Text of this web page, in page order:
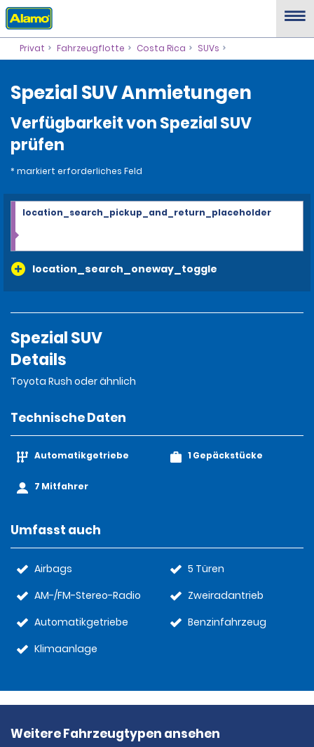
Privat Fahrzeugflotte Costa Rica SUVs
Spezial SUV Anmietungen
Verfügbarkeit von Spezial SUV
prüfen
* markiert erforderliches Feld
location_search_oneway_toggle
location_search_pickup_and_return_placeholder
Spezial SUV
Details
Toyota Rush oder ähnlich
Technische Daten
Automatikgetriebe
7 Mitfahrer
1 Gepäckstücke
Umfasst auch
Airbags
AM-/FM-Stereo-Radio
Automatikgetriebe
Klimaanlage
5 Türen
Zweiradantrieb
Benzinfahrzeug
Weitere Fahrzeugtypen ansehen